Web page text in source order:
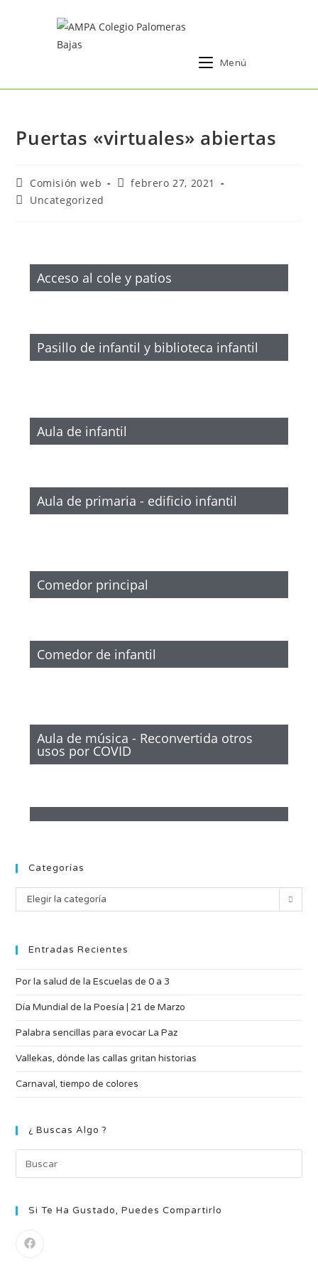
Menú
Puertas «virtuales» abiertas
Comisión web
febrero 27, 2021
Uncategorized
Acceso al cole y patios
Pasillo de infantil y biblioteca infantil
Aula de infantil
Aula de primaria - edificio infantil
Comedor principal
Comedor de infantil
Aula de música - Reconvertida otros
usos por COVID
Categorías
Elegir la categoría
Entradas Recientes
Por la salud de la Escuelas de 0 a 3
Día Mundial de la Poesía | 21 de Marzo
Palabra sencillas para evocar La Paz
Vallekas, dónde las callas gritan historias
Carnaval, tiempo de colores
¿ Buscas Algo ?
Si Te Ha Gustado, Puedes Compartirlo